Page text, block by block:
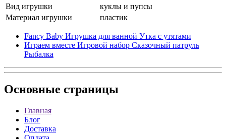
Вид игрушки
куклы и пупсы
Материал игрушки
пластик
Fancy Baby Игрушка для ванной Утка с утятами
Играем вместе Игровой набор Сказочный патруль
Рыбалка
Основные страницы
Главная
Блог
Доставка